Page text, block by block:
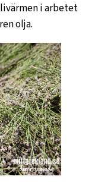
i arbetet
olja.